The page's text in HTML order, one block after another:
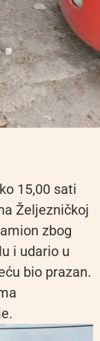
15,00 sati
Željezničkoj
zbog
i udario u
bio prazan.